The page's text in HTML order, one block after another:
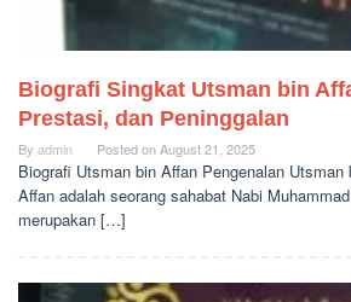
Biografi Singkat Utsman bin
Prestasi, dan Peninggalan
By admin Posted onAugust 21, 2025
Biografi Utsman bin Affan Pengenalan
Affan adalah seorang sahabat Nabi
merupakan […]